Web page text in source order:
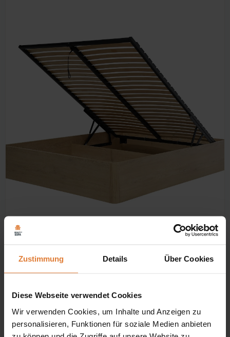
Zustimmung Details Über Cookies
Diese Webseite verwendet Cookies
Wir verwenden Cookies, um Inhalte und Anzeigen zu
personalisieren, Funktionen für soziale Medien anbieten
📏
Liegefläche:
Gesamtlänge:204,5 cm
Innenbreite / Matratzenbreite:
140/160/180 cm